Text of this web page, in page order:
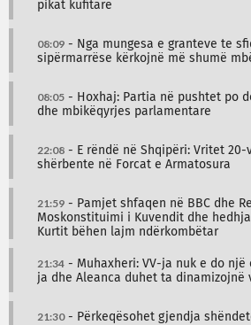
pikat kufitare
08:09 - Nga mungesa e granteve te
sipërmarrëse kërkojnë më shumë
08:05 - Hoxhaj: Partia në pushtet po
dhe mbikëqyrjes parlamentare
22:08 - E rëndë në Shqipëri: Vritet 20-
shërbente në Forcat e Armatosura
21:59 - Pamjet shfaqen në BBC dhe
Moskonstituimi i Kuvendit dhe
Kurtit bëhen lajm ndërkombëtar
21:34 - Muhaxheri: VV-ja nuk e do një
ja dhe Aleanca duhet ta
21:30- Përkeqësohet gjendja